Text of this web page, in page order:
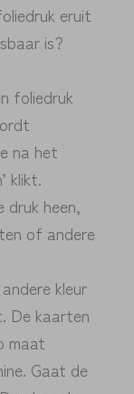
eruit
is?
foliedruk
na het
klikt.
druk heen,
of andere
kleur
De kaarten
maat
Gaat de